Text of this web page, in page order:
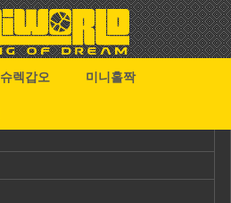
슈렉갑오
미니홀짝